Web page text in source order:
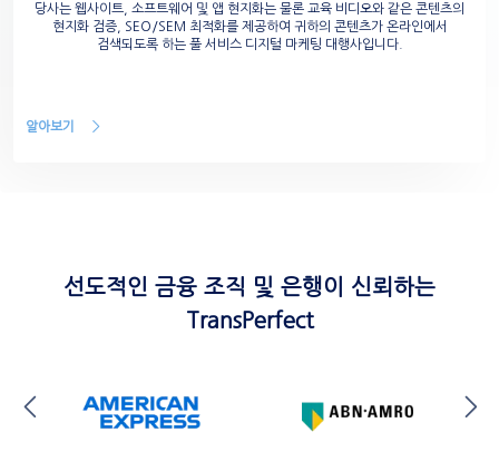
당사는 웹사이트, 소프트웨어 및 앱 현지화는 물론 교육 비디오와 같은 콘텐츠의
현지화 검증, SEO/SEM 최적화를 제공하여 귀하의 콘텐츠가 온라인에서
검색되도록 하는 풀 서비스 디지털 마케팅 대행사입니다.
알아보기
선도적인 금융 조직 및 은행이 신뢰하는
TransPerfect